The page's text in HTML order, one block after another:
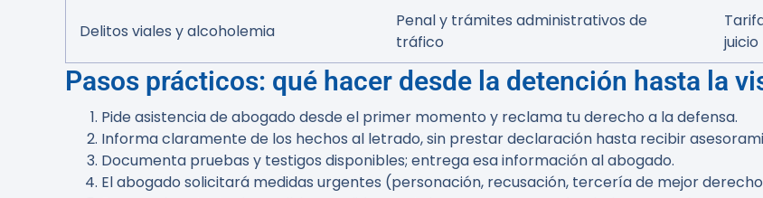
Delitos viales y alcoholemia
Penal y trámites administrativos de
tráfico
juicio
Pasos prácticos: qué hacer desde la detención hasta la
Pide asistencia de abogado desde el primer momento y reclama tu derecho a la defensa.
Informa claramente de los hechos al letrado, sin prestar declaración hasta recibir
Documenta pruebas y testigos disponibles; entrega esa información al abogado.
El abogado solicitará medidas urgentes (personación, recusación, tercería de mejor